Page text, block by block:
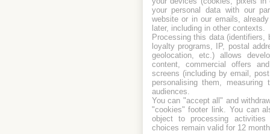
your personal data with our
website or in our emails,
later, including in other contexts.
Processing this data (identifiers,
loyalty programs, IP, postal
geolocation, etc.) allows
content, commercial offers
screens (including by email,
personalising them, measuring
audiences.
You can "accept all" and
"cookies" footer link . You can
object to processing
choices remain valid for 12